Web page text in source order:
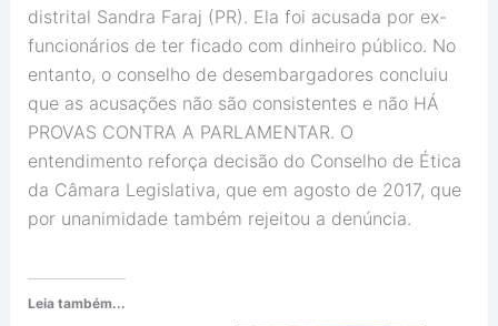
distrital Sandra Faraj (PR). Ela foi acusada por ex-
funcionários de ter ficado com dinheiro público. No
entanto, o conselho de desembargadores concluiu
que as acusações não são consistentes e não HÁ
PROVAS CONTRA A PARLAMENTAR. O
entendimento reforça decisão do Conselho de Ética
da Câmara Legislativa, que em agosto de 2017, que
por unanimidade também rejeitou a denúncia.
Leia também...